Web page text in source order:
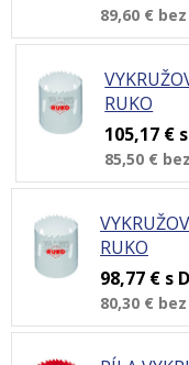
89,60 € bez
RUKO
105,17 €
85,50 €
RUKO
98,77 € s
80,30 € bez